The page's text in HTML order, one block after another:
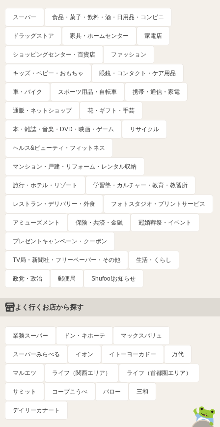
スーパー 食品・菓子・飲料・酒・日用品・コンビニ
ドラッグストア 家具・ホームセンター 家電店
ショッピングセンター・百貨店 ファッション
キッズ・ベビー・おもちゃ 眼鏡・コンタクト・ケア用品
車・バイク スポーツ用品・自転車 携帯・通信・家電
通販・ネットショップ 花・ギフト・手芸
本・雑誌・音楽・DVD・映画・ゲーム リサイクル
ヘルス&ビューティ・フィットネス
マンション・戸建・リフォーム・レンタル収納
旅行・ホテル・リゾート 学習塾・カルチャー・教育・教習所
レストラン・デリバリー・外食 フォトスタジオ・プリントサービス
アミューズメント 保険・共済・金融 冠婚葬祭・イベント
プレゼントキャンペーン・クーポン
TV局・新聞社・フリーペーパー・その他 生活・くらし
政党・政治 郵便局 Shufoo!お知らせ
よく行くお店から探す
業務スーパー ドン・キホーテ マックスバリュ
スーパーみらべる イオン イトーヨーカドー 万代
マルエツ ライフ（関西エリア） ライフ（首都圏エリア）
サミット コープこうべ バロー 三和
デイリーカナート